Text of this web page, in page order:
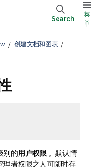
Search
菜
单
创建文档和图表
别的用户权限。默认情
理者权限之人可随时存